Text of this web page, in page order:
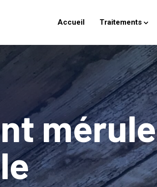
Accueil Traitements
mérule